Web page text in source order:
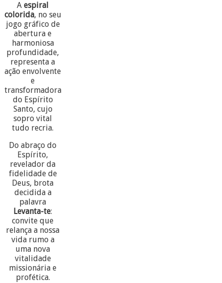
Aespiral
colorida, no seu
jogo gráfico de
abertura e
harmoniosa
profundidade,
representa a
ação envolvente
e
transformadora
do Espírito
Santo, cujo
sopro vital
tudo recria.
Do abraço do
Espírito,
revelador da
fidelidade de
Deus, brota
decidida a
palavra
Levanta-te:
convite que
relança a nossa
vida rumo a
uma nova
vitalidade
missionária e
profética.